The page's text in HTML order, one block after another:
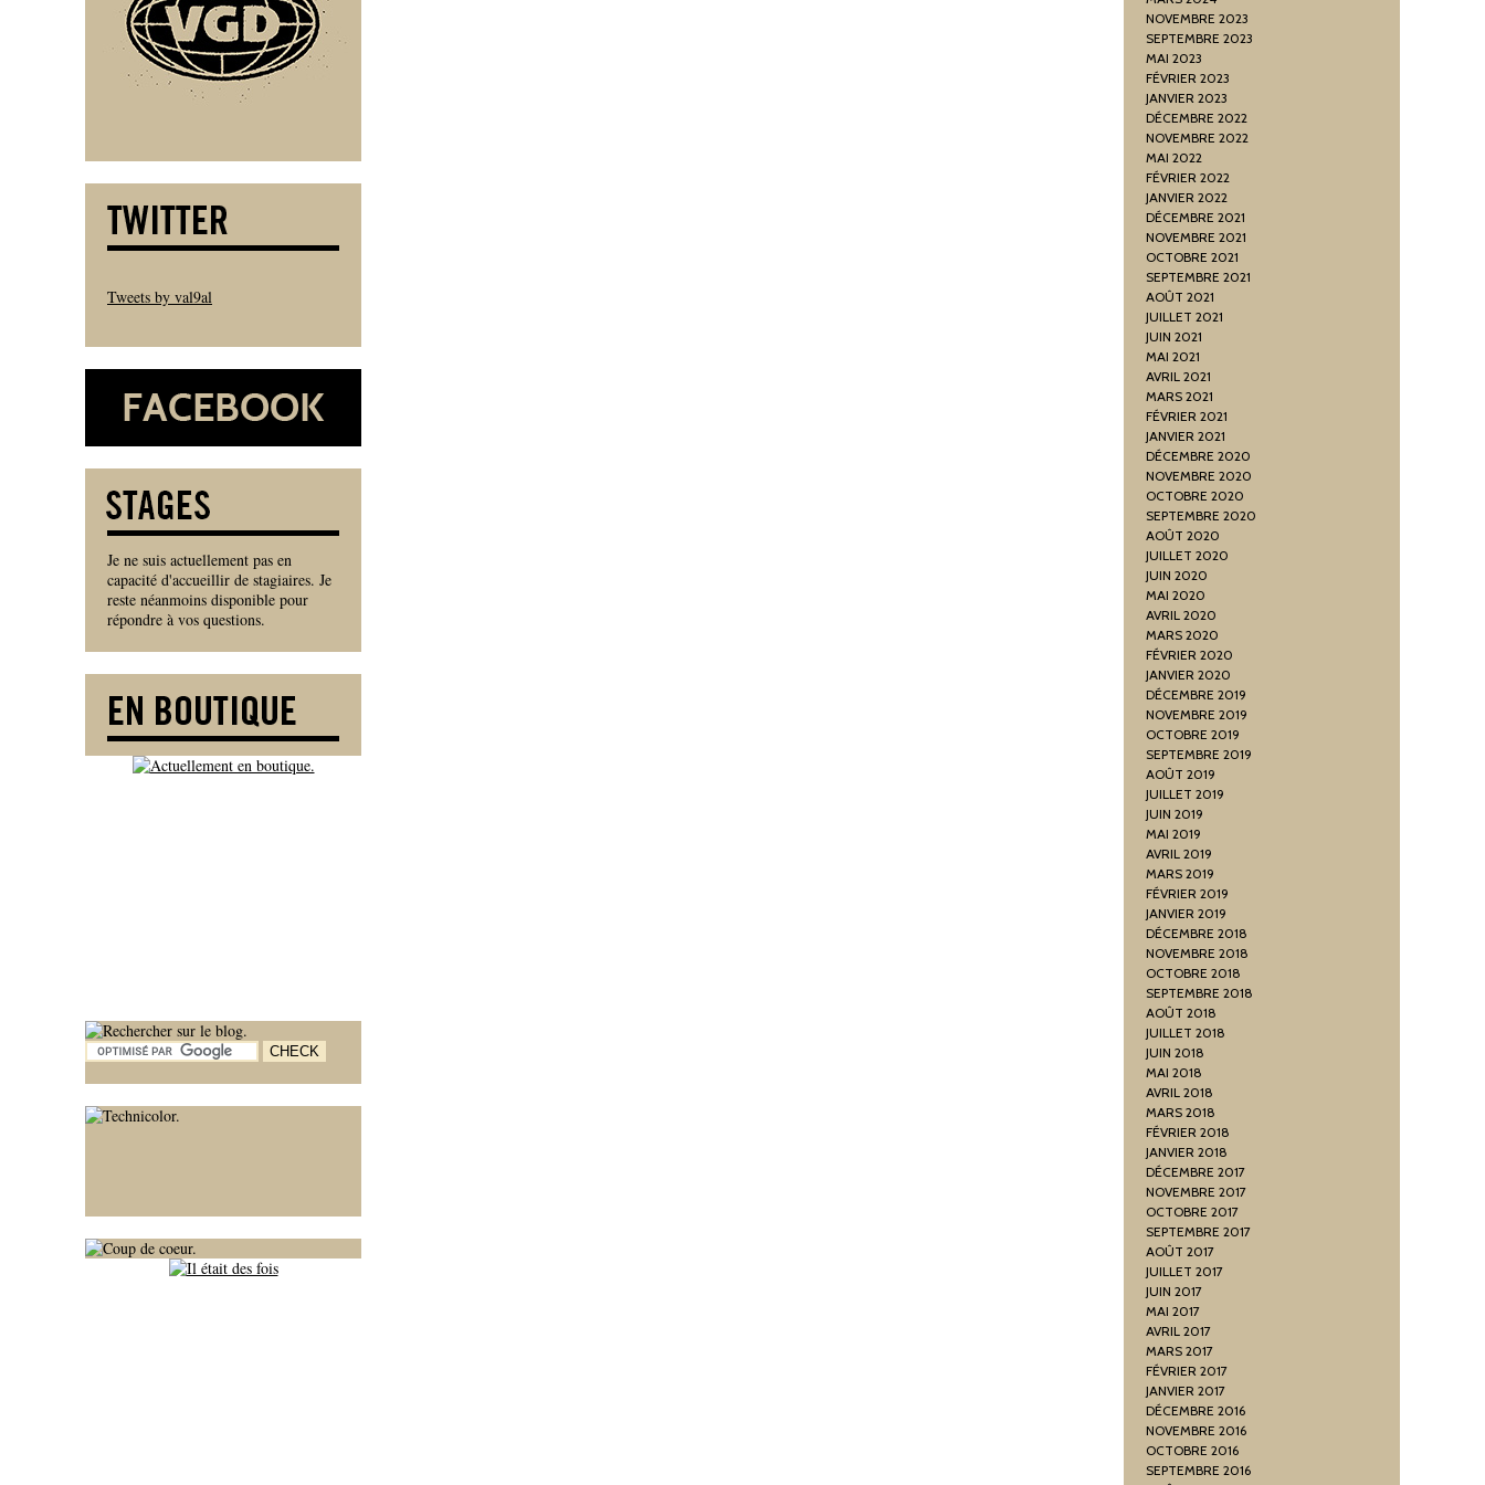
Tweets by val9al
Je ne suis actuellement pas en
capacité d'accueillir de stagiaires. Je
reste néanmoins disponible pour
répondre à vos questions.
NOVEMBRE 2023
SEPTEMBRE 2023
MAI 2023
FÉVRIER 2023
JANVIER 2023
DÉCEMBRE 2022
NOVEMBRE 2022
MAI 2022
FÉVRIER 2022
JANVIER 2022
DÉCEMBRE 2021
NOVEMBRE 2021
OCTOBRE 2021
SEPTEMBRE 2021
AOÛT 2021
JUILLET 2021
JUIN 2021
MAI 2021
AVRIL 2021
MARS 2021
FÉVRIER 2021
JANVIER 2021
DÉCEMBRE 2020
NOVEMBRE 2020
OCTOBRE 2020
SEPTEMBRE 2020
AOÛT 2020
JUILLET 2020
JUIN 2020
MAI 2020
AVRIL 2020
MARS 2020
FÉVRIER 2020
JANVIER 2020
DÉCEMBRE 2019
NOVEMBRE 2019
OCTOBRE 2019
SEPTEMBRE 2019
AOÛT 2019
JUILLET 2019
JUIN 2019
MAI 2019
AVRIL 2019
MARS 2019
FÉVRIER 2019
JANVIER 2019
DÉCEMBRE 2018
NOVEMBRE 2018
OCTOBRE 2018
SEPTEMBRE 2018
AOÛT 2018
JUILLET 2018
JUIN 2018
MAI 2018
AVRIL 2018
MARS 2018
FÉVRIER 2018
JANVIER 2018
DÉCEMBRE 2017
NOVEMBRE 2017
OCTOBRE 2017
SEPTEMBRE 2017
AOÛT 2017
JUILLET 2017
JUIN 2017
MAI 2017
AVRIL 2017
MARS 2017
FÉVRIER 2017
JANVIER 2017
DÉCEMBRE 2016
NOVEMBRE 2016
OCTOBRE 2016
SEPTEMBRE 2016